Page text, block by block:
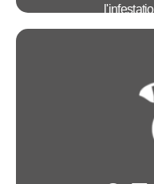
Avantages :
Mise en place